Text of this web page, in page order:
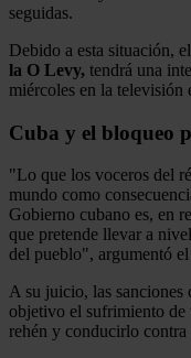
seguidas.
Debido a esta situación,
la O Levy, tendrá una
miércoles en la televisión
Cuba y el bloqueo
"Lo que los voceros del
mundo como
Gobierno cubano es, en
que pretende llevar a
del pueblo", argumentó el
A su juicio, las
objetivo el sufrimiento
rehén y conducirlo